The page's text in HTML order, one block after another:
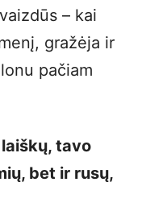
– kai
gražėja ir
pačiam
tavo
bet ir rusų,